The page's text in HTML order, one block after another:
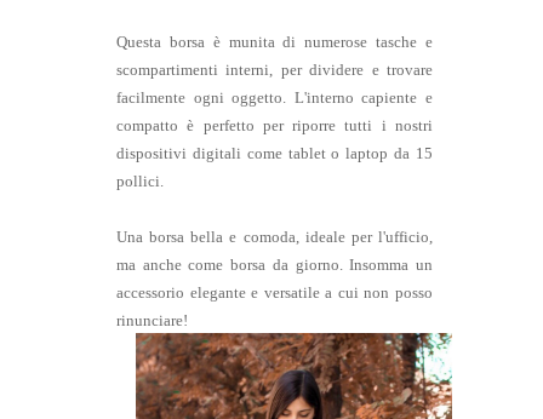
Questa borsa è munita di numerose tasche e
scompartimenti interni, per dividere e trovare
facilmente ogni oggetto. L'interno capiente e
compatto è perfetto per riporre tutti i nostri
dispositivi digitali come tablet o laptop da 15
pollici.
Una borsa bella e comoda, ideale per l'ufficio,
ma anche come borsa da giorno. Insomma un
accessorio elegante e versatile a cui non posso
rinunciare!